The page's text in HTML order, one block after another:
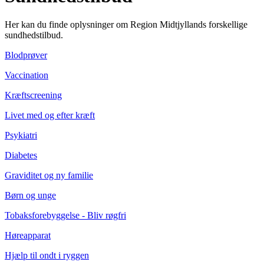
Her kan du finde oplysninger om Region Midtjyllands forskellige
sundhedstilbud.
Blodprøver
Vaccination
Kræftscreening
Livet med og efter kræft
Psykiatri
Diabetes
Graviditet og ny familie
Børn og unge
Tobaksforebyggelse - Bliv røgfri
Høreapparat
Hjælp til ondt i ryggen